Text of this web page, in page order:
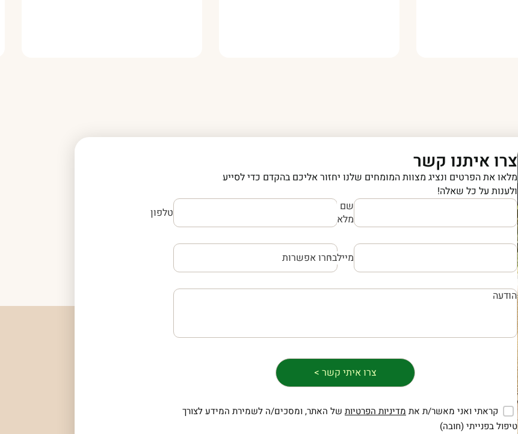
צרו איתנו קשר
מלאו את הפרטים ונציג מצוות המומחים שלנו יחזור אליכם בהקדם כדי לסייע
ולענות על כל שאלה!
שם
מלא
טלפון
מייל
קראתי ואני מאשר/ת את מדיניות הפרטיות של האתר, ומסכים/ה לשמירת המידע לצורך
טיפול בפנייתי (חובה)